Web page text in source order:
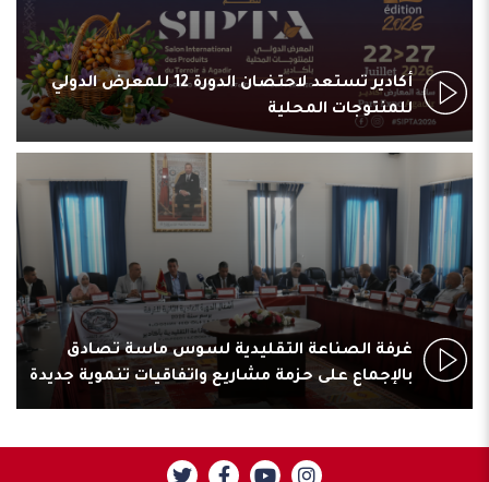
أكادير تستعد لاحتضان الدورة 12 للمعرض الدولي
للمنتوجات المحلية
غرفة الصناعة التقليدية لسوس ماسة تصادق
بالإجماع على حزمة مشاريع واتفاقيات تنموية جديدة